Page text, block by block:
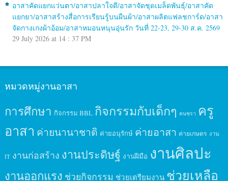
อาสาคัดแยกแว่นตา/อาสาปลาใจดี/อาสาจัดชุดเมล็ดพันธุ์/อาสาคัด
แยกยา/อาสาสร้างสื่อการเรียนรู้บนผืนผ้า/อาสาผลิตแฟลชการ์ด/อาสา
จัดกางเกงผ้าอ้อม/อาสาหมอนหนุนอุ่นรัก วันที่ 22-23, 29-30 ส.ค. 2569
29 July 2026 at 14 : 37 PM
หมวดหมู่งานอาสา
การศึกษา กิจกรรม BBL กิจกรรมกับเด็กๆ คนชรา ครู
อาสา ค่ายนานาชาติ ค่ายอนุรักษ์ ค่ายอาสา ค่ายเกษตร งาน
IT งานก่อสร้าง งานประดิษฐ์ งานฝีมือ งานศิลปะ
งานออกแรง ช่วยกิจกรรม ช่วยเตรียมงาน ช่วยเหลือ